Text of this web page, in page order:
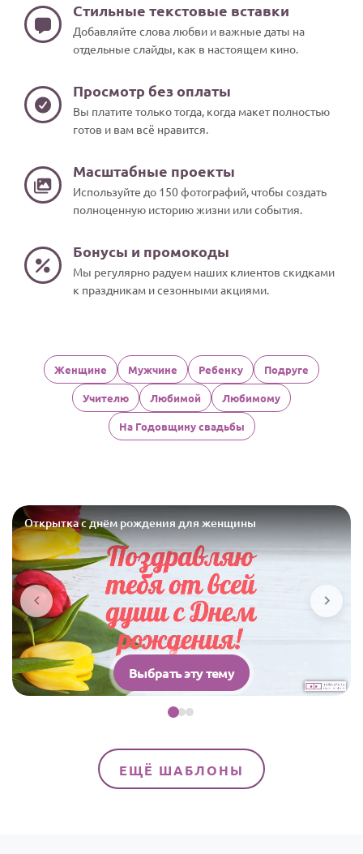
Стильные текстовые вставки
Добавляйте слова любви и важные даты на
отдельные слайды, как в настоящем кино.
Просмотр без оплаты
Вы платите только тогда, когда макет полностью
готов и вам всё нравится.
Масштабные проекты
Используйте до 150 фотографий, чтобы создать
полноценную историю жизни или события.
Бонусы и промокоды
Мы регулярно радуем наших клиентов скидками
к праздникам и сезонными акциями.
Женщине Мужчине Ребенку Подруге
Учителю Любимой Любимому
На Годовщину свадьбы
Открытка с днём рождения для женщины
Выбрать эту тему
ЕЩЁ ШАБЛОНЫ